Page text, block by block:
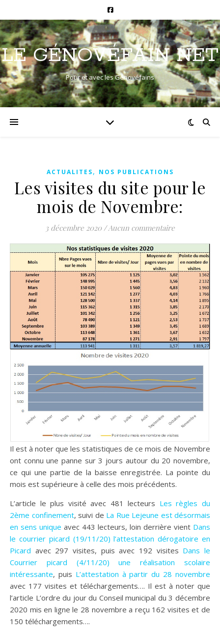
LE GÉNOVÉFAIN NET
Pour et avec les Génovéfains
ACTUALITES, NOS PUBLICATIONS
Les visites du site pour le
mois de Novembre:
3 décembre 2020 /Aucun commentaire
Il est à noter que les statistiques de ce mois de Novembre
ont connu une panne sur 3 jours autour du 20 novembre,
ce qui une partie de la baisse enregistrée. La pointe du
mois est supérieure à celle des mois précédents.
L’article le plus visité avec 481 lecteurs Les règles du
2ème confinement, suivi de La Rue Lejeune est désormais
en sens unique avec 443 lecteurs, loin derrière vient Dans
le courrier picard (19/11/20) l’attestation dérogatoire en
Picard avec 297 visites, puis avec 192 visites Dans le
Courrier picard (4/11/20) une réalisation scolaire
intéressante, puis L’attestation à partir du 28 novembre
avec 177 visites et téléchargements…. Il est à noter que
l’article L’ordre du jour du Conseil municipal du 3 décembre
2020 mis en ligne le 28 novembre a reçu 162 visites et de
150 téléchargements….